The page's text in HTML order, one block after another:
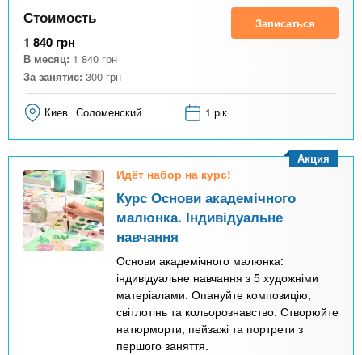
Стоимость
1 840 грн
В месяц: 1 840 грн
За занятие: 300 грн
Записаться
Киев Соломенский 1 рік
Идёт набор на курс!
Курс Основи академічного
малюнка. Індивідуальне
навчання
Основи академічного малюнка:
індивідуальне навчання з 5 художніми
матеріалами. Опануйте композицію,
світлотінь та кольорознавство. Створюйте
натюрморти, пейзажі та портрети з
першого заняття.
Акция